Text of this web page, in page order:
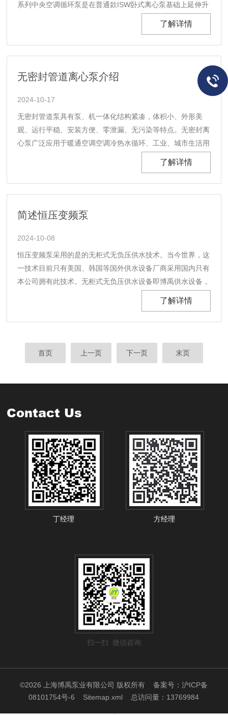
系列中央空调循环泵是在普通款ISW卧式离心泵基础上延伸升
级的一款卧式循环泵产品，该款工业冷却水循环泵性能比ISW
机械密封、具有水平。工业大型中央空调冷却水循环......
了解详情
无密封管道离心泵介绍
2024-10-17
无密封管道泵具有泵、机一体化结构紧凑，体积小、外形美
观、运行平稳、安装方便、零泄漏、无污染等特点。无密封离
心泵广泛应用于暖通空调空调冷热水循环、工业、城市生活用
水、管道增压、远距离送水等场合，变换材质的派生产品更可
种场合。无密封管道离心泵工作条件1、无密封泵的电源
额......
了解详情
简述恒压变频泵
2024-10-08
恒压变频泵采用的是的无柜式无负压供水技术。当今世界，这
一技术目前只有美国、韩国等国外供水设备厂商采用国内只有
本公司拥有此技术。无柜式无负压供水设备即博禹供水设备，
除具有无负压供水设备的所有特点及优势外，因其*的结构特
水泵附一个变频器且两者一体化配置，变频器之间可进行......
了解详情
首页 上一页 下一页 末页
Contact Us
丁经理 方经理
扫一扫 微信咨询
©2026 上海博禹泵业有限公司 版权所有备案号：沪ICP备
08101754号-6
Sitemap.xml 总访问量：13769984